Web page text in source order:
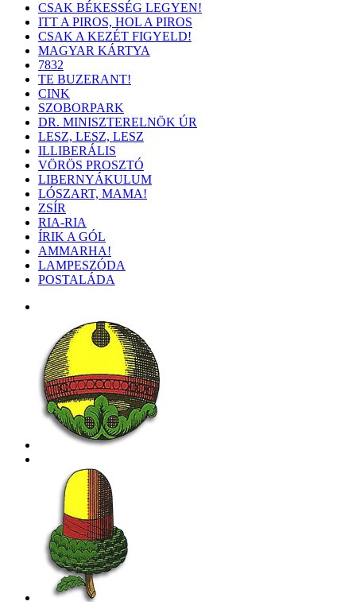
CSAK BÉKESSÉG LEGYEN!
ITT A PIROS, HOL A PIROS
CSAK A KEZÉT FIGYELD!
MAGYAR KÁRTYA
7832
TE BUZERANT!
CINK
SZOBORPARK
DR. MINISZTERELNÖK ÚR
LESZ, LESZ, LESZ
ILLIBERÁLIS
VÖRÖS PROSZTÓ
LIBERNYÁKULUM
LÓSZART, MAMA!
ZSÍR
RIA-RIA
ÍRIK A GÓL
AMMARHA!
LAMPESZÓDA
POSTALÁDA